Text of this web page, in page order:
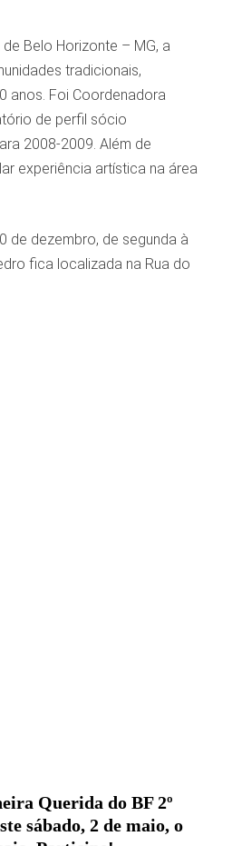
Belo Horizonte – MG, a
tradicionais,
anos. Foi Coordenadora
de perfil sócio
2008-2009. Além de
experiência artística na área
de dezembro, de segunda à
fica localizada na Rua do
Querida do BF 2º
sábado, 2 de maio, o